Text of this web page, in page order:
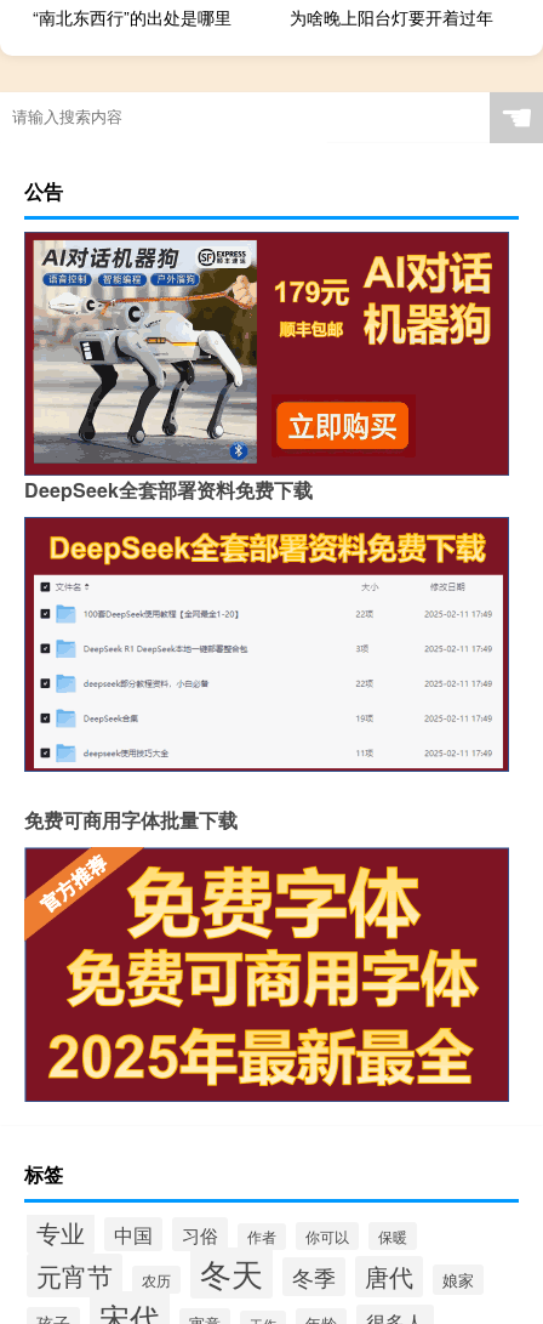
“南北东西行”的出处是哪里 为啥晚上阳台灯要开着过年
☚
公告
DeepSeek全套部署资料免费下载
免费可商用字体批量下载
标签
专业 中国 习俗 作者 你可以 保暖
元宵节 农历 冬天 冬季 唐代 娘家